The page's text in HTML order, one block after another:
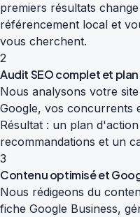
premiers résultats
référencement local et
vous cherchent.
2
Audit SEO complet et
Nous analysons votre
Google, vos concurrents
Résultat : un plan
recommandations et un
3
Contenu optimisé et
Nous rédigeons du
fiche Google Business,